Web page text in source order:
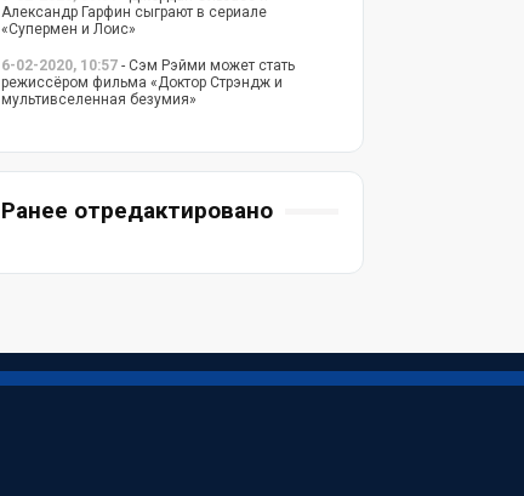
Александр Гарфин сыграют в сериале
«Супермен и Лоис»
6-02-2020, 10:57 - Сэм Рэйми может стать
режиссёром фильма «Доктор Стрэндж и
мультивселенная безумия»
Ранее отредактировано